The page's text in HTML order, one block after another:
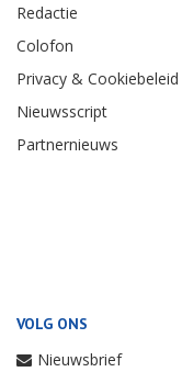
Redactie
Colofon
Privacy & Cookiebeleid
Nieuwsscript
Partnernieuws
VOLG ONS
Nieuwsbrief